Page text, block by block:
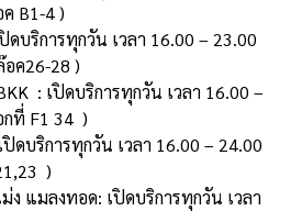
B1-4 )
ดบริการทุกวัน เวลา 16.00 – 23.00
ค26-28 )
: เปิดบริการทุกวัน เวลา 16.00 –
กที่ F1 34 )
ปิดบริการทุกวัน เวลา 16.00 – 24.00
)
ง แมลงทอด: เปิดบริการทุกวัน เวลา